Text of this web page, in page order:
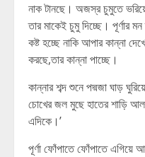
নাক টানছে। অজস্র চুমুতে
তার মাকেই চুমু দিচ্ছে। পূর্ণার
কষ্ট হচ্ছে নাকি আপার কান্না
করছে,তার কান্না পাচ্ছে।
কান্নার শব্দ শুনে পদ্মজা ঘাড়
চোখের জল মুছে হাতের শাড়ি
এদিকে।’
পূর্ণা ফোঁপাতে ফোঁপাতে এগিয়ে